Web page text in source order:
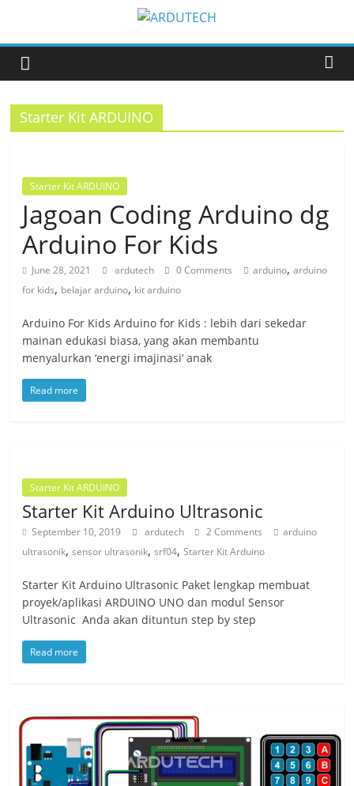
content
ARDUTECH
Your
Partner
Starter Kit ARDUINO
Starter Kit ARDUINO
Jagoan Coding Arduino dg
Arduino For Kids
June 28, 2021 ardutech 0 Comments arduino,arduino
for kids, belajar arduino, kit arduino
Arduino For Kids Arduino for Kids : lebih dari sekedar
mainan edukasi biasa, yang akan membantu
menyalurkan ‘energi imajinasi’ anak
Read more
Starter Kit ARDUINO
Starter Kit Arduino Ultrasonic
September 10, 2019 ardutech 2 Comments
arduino
ultrasonik,sensor ultrasonik,srf04,Starter Kit Arduino
Starter Kit Arduino Ultrasonic Paket lengkap membuat
proyek/aplikasi ARDUINO UNO dan modul Sensor
Ultrasonic Anda akan dituntun step by step
Read more